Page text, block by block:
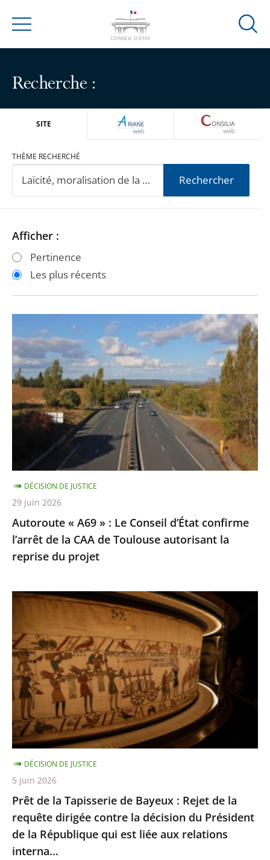
Menu
Ouvrir
Recherche :
SITE ARIANEWEB
THÈME RECHERCHÉ
Rechercher
Passer
les
filtres
Passer
les
filtres
Afficher :
Pertinence
Les plus récents
«
A69
»
:
Le
Conseil
confirme
l’arrêt
de
la
CAA
de
Toulouse
la
reprise
projet
Autoroute « A69 » : Le Conseil d’État confirme
l’arrêt de la CAA de Toulouse autorisant la
reprise du projet
DÉCISION DE JUSTICE
29 juin 2026
Prêt
la
Tapisserie
de
Bayeux
:
Rejet
de
la
requête
dirigée
contre
la
décision
du
Prêt de la Tapisserie de Bayeux : Rejet de la
requête dirigée contre la décision du Président
de la République qui est liée aux relations
interna...
DÉCISION DE JUSTICE
5 juin 2026